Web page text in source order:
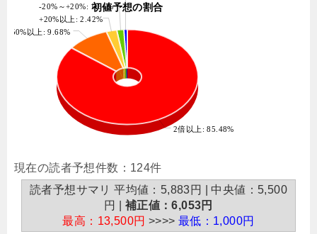
-20%～+20%: 1.61%
+20%以上: 2.42%
+50%以上: 9.68%
2倍以上: 85.48%
初値予想の割合
現在の読者予想件数：124件
読者予想サマリ 平均値：5,883円 | 中央値：5,500
円 | 補正値：6,053円
最高：13,500円 >>>> 最低：1,000円